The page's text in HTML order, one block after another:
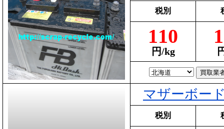
税別
110
円/kg
マザーボー
税別